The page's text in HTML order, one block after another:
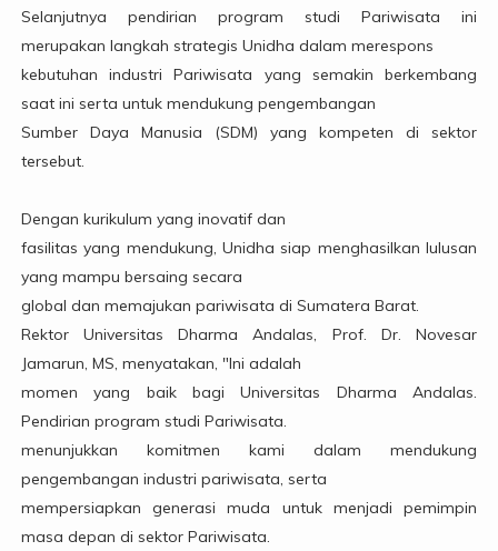
Selanjutnya pendirian program studi Pariwisata ini
merupakan langkah strategis Unidha dalam merespons
kebutuhan industri Pariwisata yang semakin berkembang
saat ini serta untuk mendukung pengembangan
Sumber Daya Manusia (SDM) yang kompeten di sektor
tersebut.
Dengan kurikulum yang inovatif dan
fasilitas yang mendukung, Unidha siap menghasilkan lulusan
yang mampu bersaing secara
global dan memajukan pariwisata di Sumatera Barat.
Rektor Universitas Dharma Andalas, Prof. Dr. Novesar
Jamarun, MS, menyatakan, "Ini adalah
momen yang baik bagi Universitas Dharma Andalas.
Pendirian program studi Pariwisata.
menunjukkan komitmen kami dalam mendukung
pengembangan industri pariwisata, serta
mempersiapkan generasi muda untuk menjadi pemimpin
masa depan di sektor Pariwisata.